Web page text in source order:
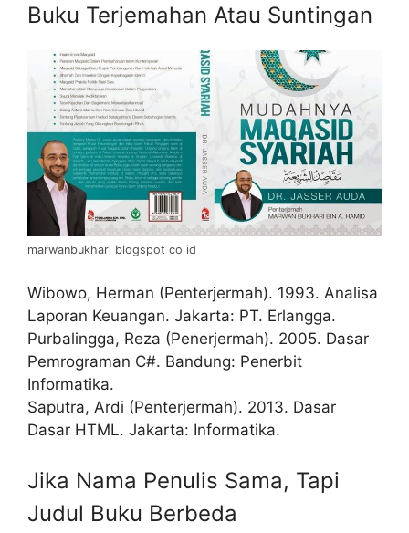
Buku Terjemahan Atau Suntingan
marwanbukhari blogspot co id
Wibowo, Herman (Penterjermah). 1993. Analisa
Laporan Keuangan. Jakarta: PT. Erlangga.
Purbalingga, Reza (Penerjermah). 2005. Dasar
Pemrograman C#. Bandung: Penerbit
Informatika.
Saputra, Ardi (Penterjermah). 2013. Dasar
Dasar HTML. Jakarta: Informatika.
Jika Nama Penulis Sama, Tapi
Judul Buku Berbeda